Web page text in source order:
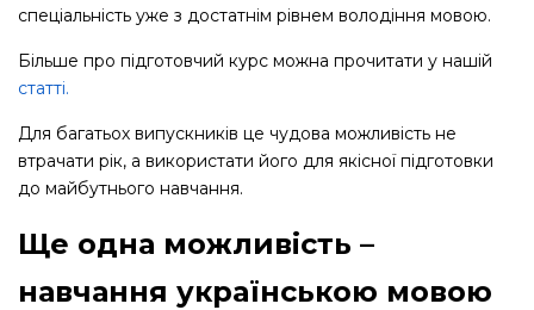
спеціальність уже з достатнім рівнем володіння мовою.
Більше про підготовчий курс можна прочитати у нашій
статті.
Для багатьох випускників це чудова можливість не
втрачати рік, а використати його для якісної підготовки
до майбутнього навчання.
Ще одна можливість –
навчання українською мовою